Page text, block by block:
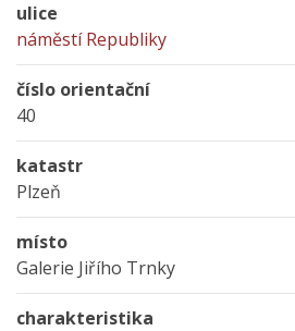
ulice
náměstí Republiky
číslo orientační
40
katastr
Plzeň
místo
Galerie Jiřího Trnky
charakteristika